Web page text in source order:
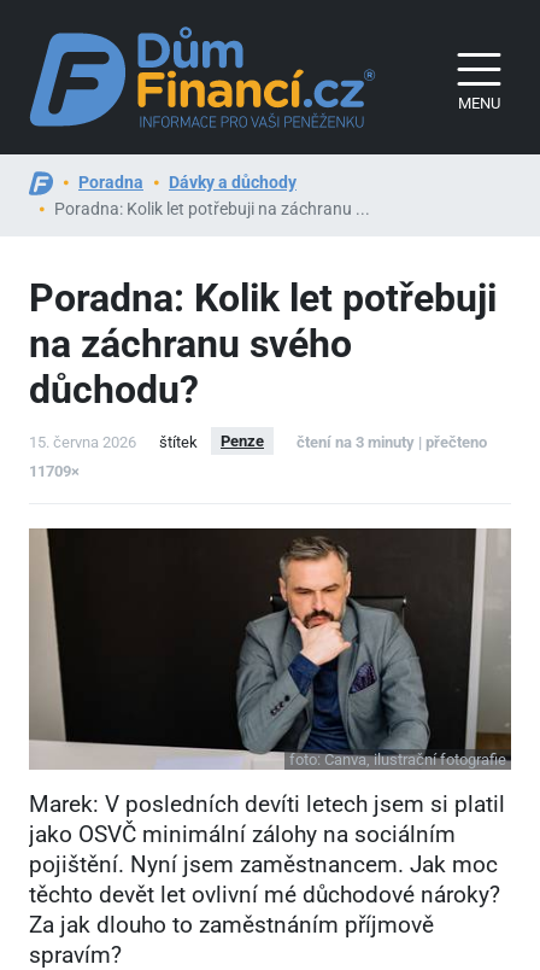
MENU
Poradna
Dávky a důchody
Poradna: Kolik let potřebuji na záchranu ...
Poradna: Kolik let potřebuji
na záchranu svého
důchodu?
15. června 2026 štítek Penze
čtení na 3 minuty | přečteno
11709×
foto:Canva, ilustrační fotografie
Marek: V posledních devíti letech jsem si platil
jako OSVČ minimální zálohy na sociálním
pojištění. Nyní jsem zaměstnancem. Jak moc
těchto devět let ovlivní mé důchodové nároky?
Za jak dlouho to zaměstnáním příjmově
spravím?